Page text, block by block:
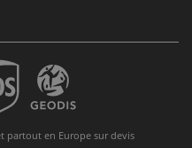
partout en Europe sur devis